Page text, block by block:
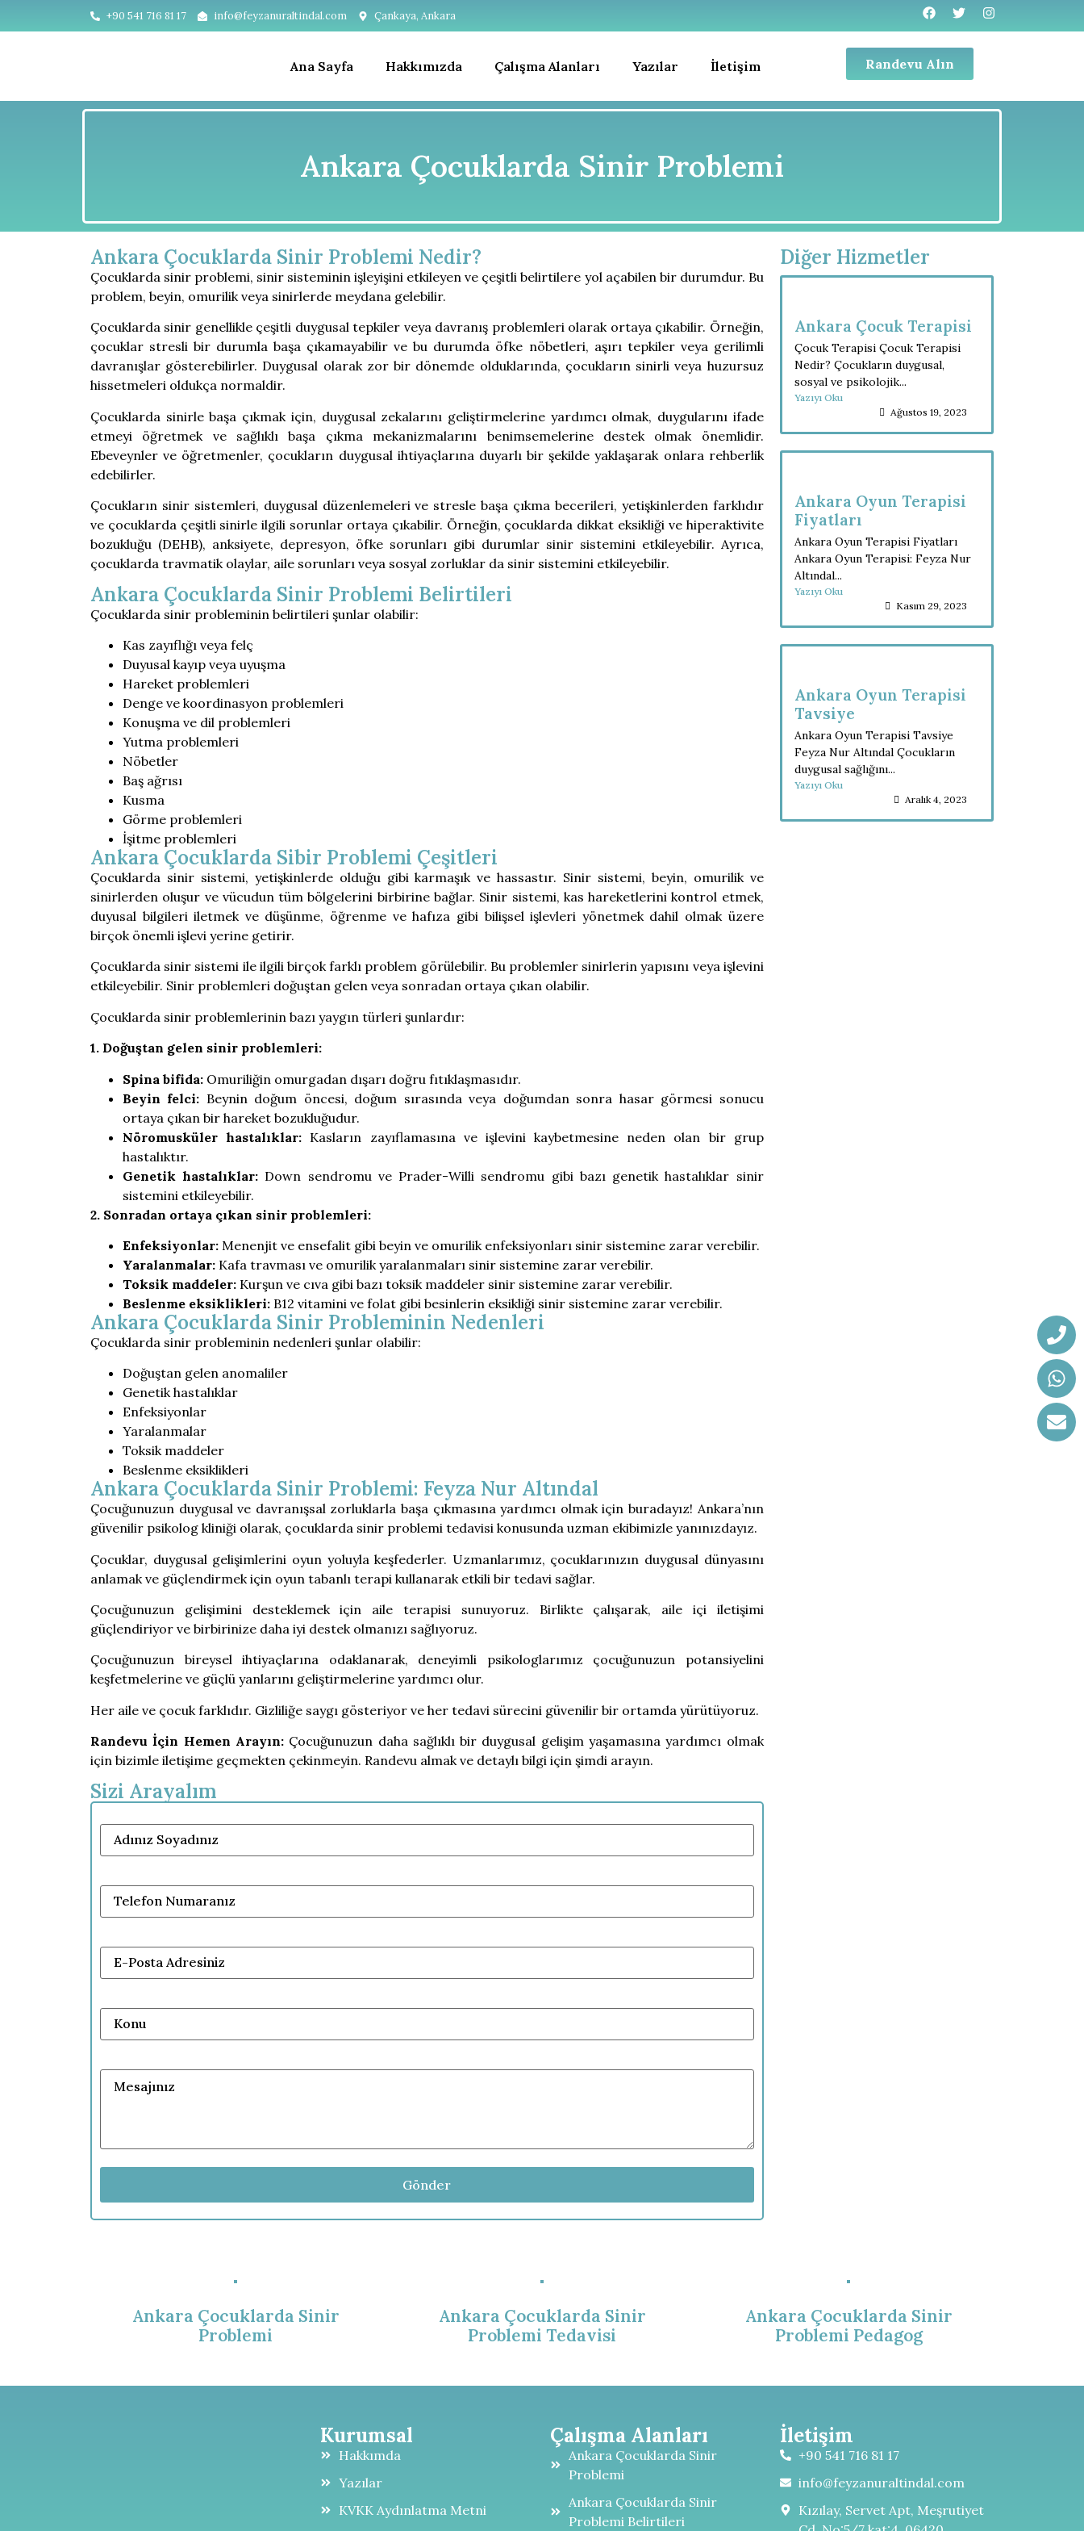
+90 541 716 81 17 info@feyzanuraltindal.com Çankaya, Ankara
Ana Sayfa Hakkımızda Çalışma Alanları Yazılar İletişim Randevu Alın
Ankara Çocuklarda Sinir Problemi
Ankara Çocuklarda Sinir Problemi Nedir?
Çocuklarda sinir problemi, sinir sisteminin işleyişini etkileyen ve çeşitli belirtilere yol açabilen bir durumdur. Bu
problem, beyin, omurilik veya sinirlerde meydana gelebilir.
Çocuklarda sinir genellikle çeşitli duygusal tepkiler veya davranış problemleri olarak ortaya çıkabilir. Örneğin,
çocuklar stresli bir durumla başa çıkamayabilir ve bu durumda öfke nöbetleri, aşırı tepkiler veya gerilimli
davranışlar gösterebilirler. Duygusal olarak zor bir dönemde olduklarında, çocukların sinirli veya huzursuz
hissetmeleri oldukça normaldir.
Çocuklarda sinirle başa çıkmak için, duygusal zekalarını geliştirmelerine yardımcı olmak, duygularını ifade
etmeyi öğretmek ve sağlıklı başa çıkma mekanizmalarını benimsemelerine destek olmak önemlidir.
Ebeveynler ve öğretmenler, çocukların duygusal ihtiyaçlarına duyarlı bir şekilde yaklaşarak onlara rehberlik
edebilirler.
Çocukların sinir sistemleri, duygusal düzenlemeleri ve stresle başa çıkma becerileri, yetişkinlerden farklıdır
ve çocuklarda çeşitli sinirle ilgili sorunlar ortaya çıkabilir. Örneğin, çocuklarda dikkat eksikliği ve hiperaktivite
bozukluğu (DEHB), anksiyete, depresyon, öfke sorunları gibi durumlar sinir sistemini etkileyebilir. Ayrıca,
çocuklarda travmatik olaylar, aile sorunları veya sosyal zorluklar da sinir sistemini etkileyebilir.
Ankara Çocuklarda Sinir Problemi Belirtileri
Çocuklarda sinir probleminin belirtileri şunlar olabilir:
Kas zayıflığı veya felç
Duyusal kayıp veya uyuşma
Hareket problemleri
Denge ve koordinasyon problemleri
Konuşma ve dil problemleri
Yutma problemleri
Nöbetler
Baş ağrısı
Kusma
Görme problemleri
İşitme problemleri
Ankara Çocuklarda Sibir Problemi Çeşitleri
Çocuklarda sinir sistemi, yetişkinlerde olduğu gibi karmaşık ve hassastır. Sinir sistemi, beyin, omurilik ve
sinirlerden oluşur ve vücudun tüm bölgelerini birbirine bağlar. Sinir sistemi, kas hareketlerini kontrol etmek,
duyusal bilgileri iletmek ve düşünme, öğrenme ve hafıza gibi bilişsel işlevleri yönetmek dahil olmak üzere
birçok önemli işlevi yerine getirir.
Çocuklarda sinir sistemi ile ilgili birçok farklı problem görülebilir. Bu problemler sinirlerin yapısını veya işlevini
etkileyebilir. Sinir problemleri doğuştan gelen veya sonradan ortaya çıkan olabilir.
Çocuklarda sinir problemlerinin bazı yaygın türleri şunlardır:
1. Doğuştan gelen sinir problemleri:
Spina bifida: Omuriliğin omurgadan dışarı doğru fıtıklaşmasıdır.
Beyin felci: Beynin doğum öncesi, doğum sırasında veya doğumdan sonra hasar görmesi sonucu
ortaya çıkan bir hareket bozukluğudur.
Nöromusküler hastalıklar: Kasların zayıflamasına ve işlevini kaybetmesine neden olan bir grup
hastalıktır.
Genetik hastalıklar: Down sendromu ve Prader-Willi sendromu gibi bazı genetik hastalıklar sinir
sistemini etkileyebilir.
2. Sonradan ortaya çıkan sinir problemleri:
Enfeksiyonlar: Menenjit ve ensefalit gibi beyin ve omurilik enfeksiyonları sinir sistemine zarar verebilir.
Yaralanmalar: Kafa travması ve omurilik yaralanmaları sinir sistemine zarar verebilir.
Toksik maddeler: Kurşun ve cıva gibi bazı toksik maddeler sinir sistemine zarar verebilir.
Beslenme eksiklikleri: B12 vitamini ve folat gibi besinlerin eksikliği sinir sistemine zarar verebilir.
Ankara Çocuklarda Sinir Probleminin Nedenleri
Çocuklarda sinir probleminin nedenleri şunlar olabilir:
Doğuştan gelen anomaliler
Genetik hastalıklar
Enfeksiyonlar
Yaralanmalar
Toksik maddeler
Beslenme eksiklikleri
Ankara Çocuklarda Sinir Problemi: Feyza Nur Altındal
Çocuğunuzun duygusal ve davranışsal zorluklarla başa çıkmasına yardımcı olmak için buradayız! Ankara’nın
güvenilir psikolog kliniği olarak, çocuklarda sinir problemi tedavisi konusunda uzman ekibimizle yanınızdayız.
Çocuklar, duygusal gelişimlerini oyun yoluyla keşfederler. Uzmanlarımız, çocuklarınızın duygusal dünyasını
anlamak ve güçlendirmek için oyun tabanlı terapi kullanarak etkili bir tedavi sağlar.
Çocuğunuzun gelişimini desteklemek için aile terapisi sunuyoruz. Birlikte çalışarak, aile içi iletişimi
güçlendiriyor ve birbirinize daha iyi destek olmanızı sağlıyoruz.
Çocuğunuzun bireysel ihtiyaçlarına odaklanarak, deneyimli psikologlarımız çocuğunuzun potansiyelini
keşfetmelerine ve güçlü yanlarını geliştirmelerine yardımcı olur.
Her aile ve çocuk farklıdır. Gizliliğe saygı gösteriyor ve her tedavi sürecini güvenilir bir ortamda yürütüyoruz.
Randevu İçin Hemen Arayın:Çocuğunuzun daha sağlıklı bir duygusal gelişim yaşamasına yardımcı olmak
için bizimle iletişime geçmekten çekinmeyin. Randevu almak ve detaylı bilgi için şimdi arayın.
Sizi Arayalım
Diğer Hizmetler
Ankara Çocuk Terapisi
Çocuk Terapisi Çocuk Terapisi
Nedir? Çocukların duygusal,
sosyal ve psikolojik...
Yazıyı Oku
Ağustos 19, 2023
Ankara Oyun Terapisi
Fiyatları
Ankara Oyun Terapisi Fiyatları
Ankara Oyun Terapisi: Feyza Nur
Altındal...
Yazıyı Oku
Kasım 29, 2023
Ankara Oyun Terapisi
Tavsiye
Ankara Oyun Terapisi Tavsiye
Feyza Nur Altındal Çocukların
duygusal sağlığını...
Yazıyı Oku
Aralık 4, 2023
Ankara Çocuklarda Sinir
Problemi
Ankara Çocuklarda Sinir
Problemi Tedavisi
Ankara Çocuklarda Sinir
Problemi Pedagog
Kurumsal
Hakkımda
Yazılar
KVKK Aydınlatma Metni
Çalışma Alanları
Ankara Çocuklarda Sinir
Problemi
Ankara Çocuklarda Sinir
Problemi Belirtileri
İletişim
+90 541 716 81 17
info@feyzanuraltindal.com
Kızılay, Servet Apt, Meşrutiyet